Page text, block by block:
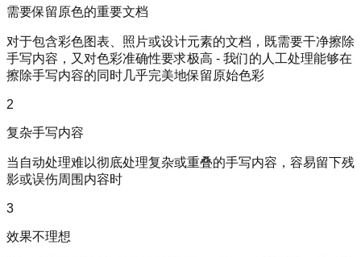
需要保留原色的重要文档
对于包含彩色图表、照片或设计元素的文档，既需要干净擦除
手写内容，又对色彩准确性要求极高 - 我们的人工处理能够在
擦除手写内容的同时几乎完美地保留原始色彩
2
复杂手写内容
当自动处理难以彻底处理复杂或重叠的手写内容，容易留下残
影或误伤周围内容时
3
效果不理想